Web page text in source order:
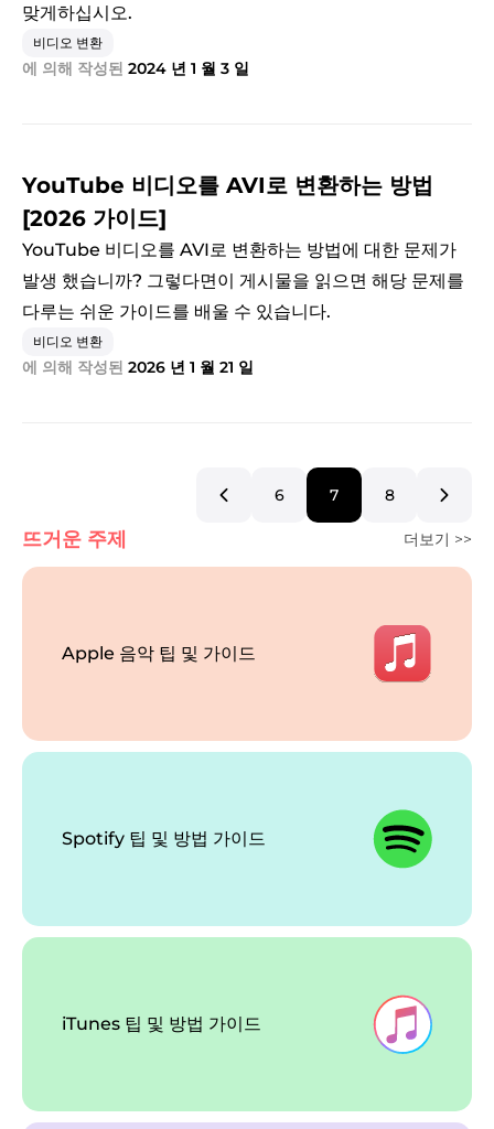
맞게하십시오.
비디오 변환
에 의해 작성된 2024 년 1 월 3 일
YouTube 비디오를 AVI로 변환하는 방법
[2026 가이드]
YouTube 비디오를 AVI로 변환하는 방법에 대한 문제가
발생 했습니까? 그렇다면이 게시물을 읽으면 해당 문제를
다루는 쉬운 가이드를 배울 수 있습니다.
비디오 변환
에 의해 작성된 2026 년 1 월 21 일
6 7 8
뜨거운 주제 더보기 >>
Apple 음악 팁 및 가이드
Spotify 팁 및 방법 가이드
iTunes 팁 및 방법 가이드